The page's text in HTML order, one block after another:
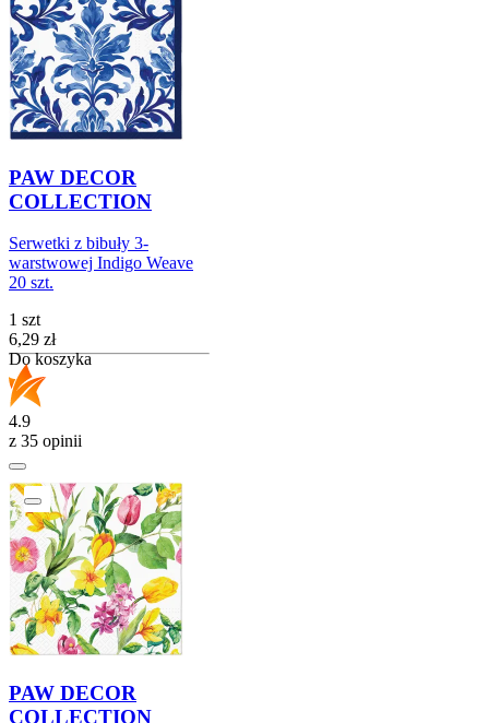
PAW DECOR
COLLECTION
Serwetki z bibuły 3-
warstwowej Indigo Weave
20 szt.
1 szt
Cena
6,29 zł
Do koszyka
4.9
z 35 opinii
PAW DECOR
COLLECTION